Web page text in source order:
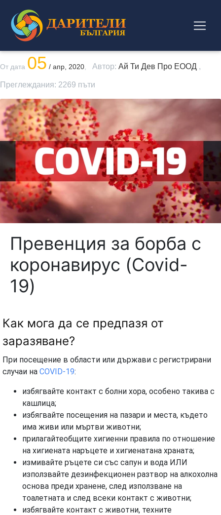
От дата 05 / апр, 2020 Автор: Ай Ти Дев Про ЕООД ,
Преглеждания: 2269 пъти
Превенция за борба с
коронавирус (Covid-
19)
Как мога да се предпазя от
заразяване?
При посещение в области или държави с регистрирани
случаи на COVID-19:
избягвайте контакт с болни хора, особено такива с
кашлица;
избягвайте посещения на пазари и места, където
има живи или мъртви животни;
прилагайтеобщите хигиенни правила по отношение
на хигиената наръцете и хигиенатана храната;
измивайте ръцете си със сапун и вода ИЛИ
използвайте дезинфекционен разтвор на алкохолна
основа преди хранене, след използване на
тоалетната и след всеки контакт с животни;
избягвайте контакт с животни, техните